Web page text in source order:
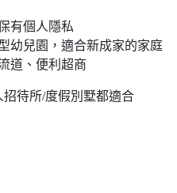
有個人隱私
幼兒園，適合新成家的家庭
道、便利超商
待所/度假別墅都適合